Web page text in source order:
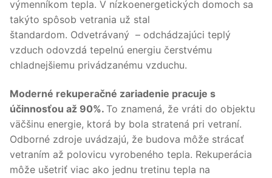
výmenníkom tepla. V nízkoenergetických domoch sa
takýto spôsob vetrania už stal
štandardom. Odvetrávaný – odchádzajúci teplý
vzduch odovzdá tepelnú energiu čerstvému
chladnejšiemu privádzanému vzduchu.
Moderné rekuperačné zariadenie pracuje s
účinnosťou až 90%. To znamená, že vráti do objektu
väčšinu energie, ktorá by bola stratená pri vetraní.
Odborné zdroje uvádzajú, že budova môže strácať
vetraním až polovicu vyrobeného tepla. Rekuperácia
môže ušetriť viac ako jednu tretinu tepla na